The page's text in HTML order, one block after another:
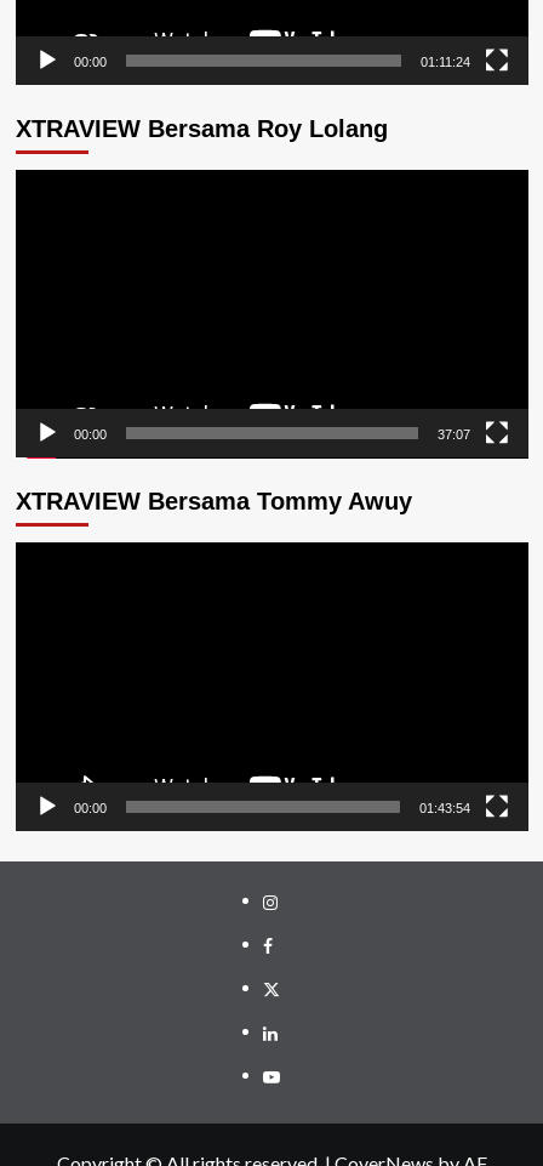
00:00 01:11:24
XTRAVIEW Bersama Roy Lolang
00:00 37:07
XTRAVIEW Bersama Tommy Awuy
00:00 01:43:54
Instagram
Facebook
Twitter
Linkedin
Youtube